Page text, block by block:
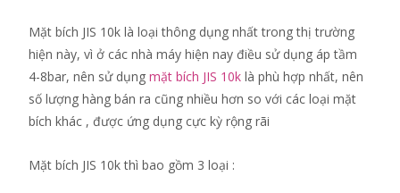
Mặt bích JIS 10k là loại thông dụng nhất trong thị trường
hiện này, vì ở các nhà máy hiện nay điều sử dụng áp tầm
4-8bar, nên sử dụng mặt bích JIS 10k là phù hợp nhất, nên
số lượng hàng bán ra cũng nhiều hơn so với các loại mặt
bích khác , được ứng dụng cực kỳ rộng rãi
Mặt bích JIS 10k thì bao gồm 3 loại :